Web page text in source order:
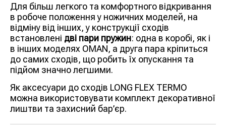
Для більш легкого та комфортного відкривання
в робоче положення у ножичних моделей, на
відміну від інших, у конструкції сходів
встановлені дві пари пружин: одна в коробі, як і
в інших моделях OMAN, а друга пара кріпиться
до самих сходів, що робить їх опускання та
підйом значно легшими.
Як аксесуари до сходів LONG FLEX TERMO
можна використовувати комплект декоративної
лиштви та захисний бар’єр.